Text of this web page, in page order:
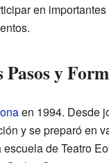
en
Pasos y
en 1994. Desde
y se preparó en
de Teatro